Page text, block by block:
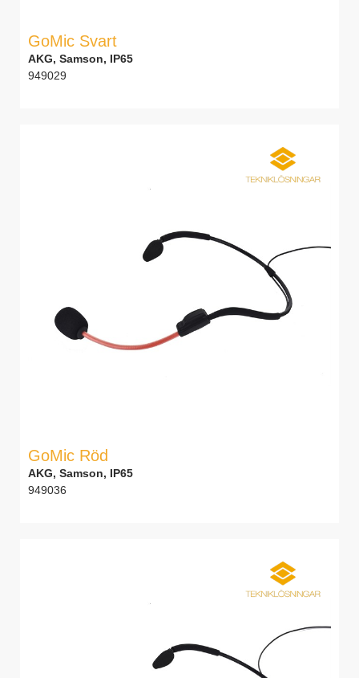
GoMic Svart
AKG, Samson, IP65
949029
GoMic Röd
AKG, Samson, IP65
949036